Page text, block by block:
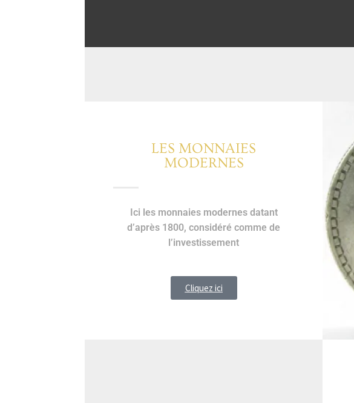
LES MONNAIES
MODERNES
Ici les monnaies modernes datant
d’après 1800, considéré comme de
l’investissement
Cliquez ici